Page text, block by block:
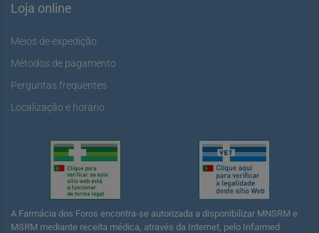
Loja online
Meios de expedição
Métodos de pagamento
Perguntas frequentes
Localização e horário
A Farmácia dos Foros encontra-se autorizada a disponibilizar MNSRM e
MSRM mediante receita médica, através da Internet, pelo Infarmed